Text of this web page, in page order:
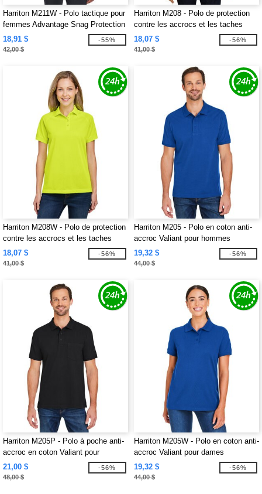
Harriton M211W - Polo tactique pour
femmes Advantage Snag Protection
Plus
18,91 $
42,00 $
-55%
Harriton M208 - Polo de protection
contre les accrocs et les taches
pour hommes
18,07 $
41,00 $
-56%
Harriton M208W - Polo de protection
contre les accrocs et les taches
pour dames
18,07 $
41,00 $
-56%
Harriton M205 - Polo en coton anti-
accroc Valiant pour hommes
19,32 $
44,00 $
-56%
Harriton M205P - Polo à poche anti-
accroc en coton Valiant pour
hommes
21,00 $
48,00 $
-56%
Harriton M205W - Polo en coton anti-
accroc Valiant pour dames
19,32 $
44,00 $
-56%